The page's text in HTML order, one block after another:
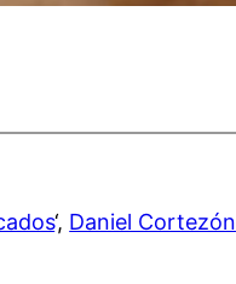
‘, Daniel Cortezón